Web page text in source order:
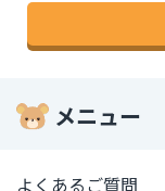
メニュー
よくあるご質問